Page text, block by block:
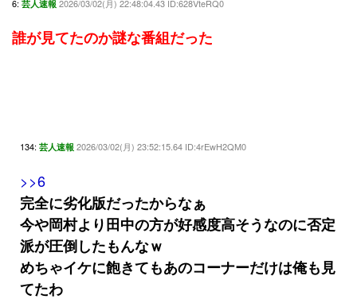
6: 芸人速報 2026/03/02(月) 22:48:04.43 ID:628VteRQ0
誰が見てたのか謎な番組だった
134: 芸人速報 2026/03/02(月) 23:52:15.64 ID:4rEwH2QM0
>>6
完全に劣化版だったからなぁ
今や岡村より田中の方が好感度高そうなのに否定
派が圧倒したもんなｗ
めちゃイケに飽きてもあのコーナーだけは俺も見
てたわ